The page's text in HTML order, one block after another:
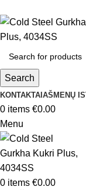
Search
KONTAKTAI AŠMENŲ
0 items €0.00
Menu
0 items €0.00